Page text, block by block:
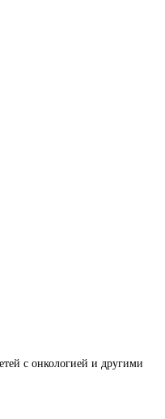
с онкологией и другими